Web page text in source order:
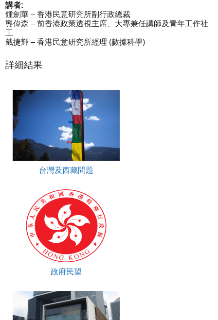
講者:
鍾劍華 – 香港民意研究所副行政總裁
龔偉森 – 前香港政策透視主席、大專兼任講師及青年工作社
工
戴捷輝 – 香港民意研究所經理 (數據科學)
詳細結果
台灣及西藏問題
政府民望